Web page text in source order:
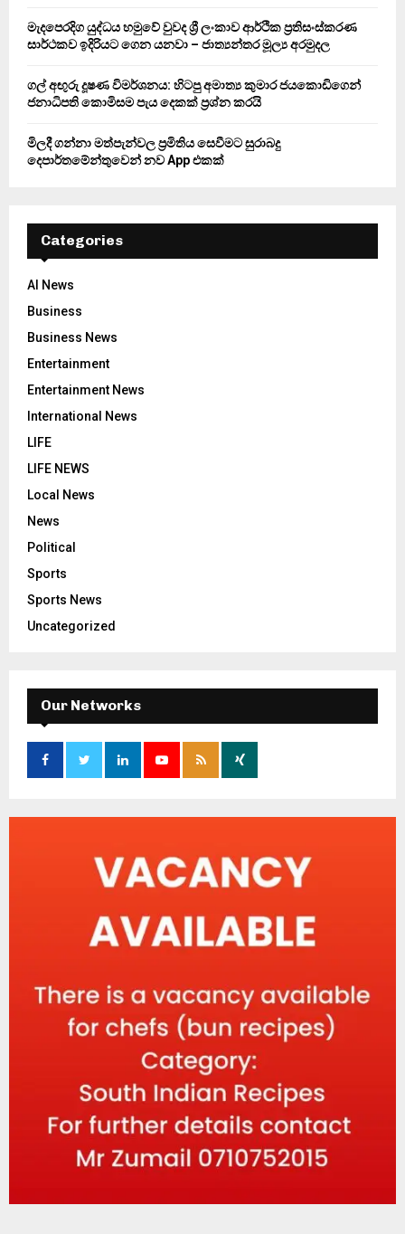
මැදපෙරදිග යුද්ධය හමුවේ වුවද ශ්‍රී ලංකාව ආර්ථික ප්‍රතිසංස්කරණ
සාර්ථකව ඉදිරියට ගෙන යනවා – ජාත්‍යන්තර මූල්‍ය අරමුදල
ගල් අඟුරු දූෂණ විමර්ශනය: හිටපු අමාත්‍ය කුමාර ජයකොඩිගෙන්
ජනාධිපති කොමිසම පැය දෙකක් ප්‍රශ්න කරයි
මිලදී ගන්නා මත්පැන්වල ප්‍රමිතිය සෙවීමට සුරාබදු
දෙපාර්තමේන්තුවෙන් නව App එකක්
Categories
AI News
Business
Business News
Entertainment
Entertainment News
International News
LIFE
LIFE NEWS
Local News
News
Political
Sports
Sports News
Uncategorized
Our Networks